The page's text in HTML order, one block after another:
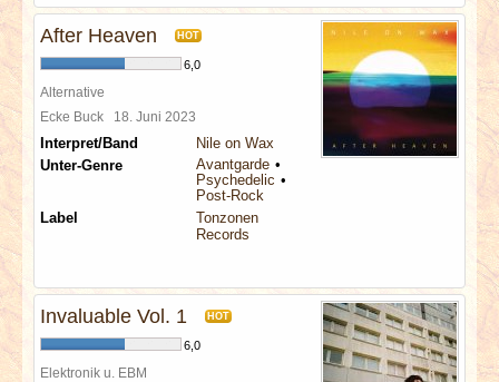
After Heaven HOT
6,0
Alternative
Ecke Buck 18. Juni 2023
Interpret/Band
Nile on Wax
Unter-Genre
Avantgarde
Psychedelic
Post-Rock
Label
Tonzonen
Records
Invaluable Vol. 1 HOT
6,0
Elektronik u. EBM